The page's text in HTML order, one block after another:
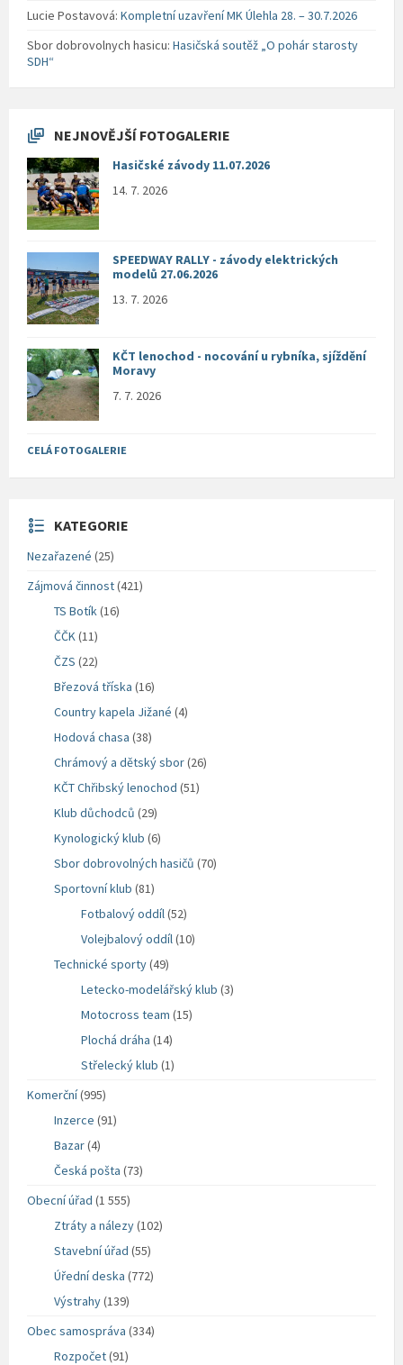
Lucie Postavová: Kompletní uzavření MK Úlehla 28. – 30.7.2026
Sbor dobrovolnych hasicu: Hasičská soutěž „O pohár starosty
SDH“
NEJNOVĚJŠÍ FOTOGALERIE
Hasičské závody 11.07.2026
14. 7. 2026
SPEEDWAY RALLY - závody elektrických
modelů 27.06.2026
13. 7. 2026
KČT lenochod - nocování u rybníka, sjíždění
Moravy
7. 7. 2026
CELÁ FOTOGALERIE
KATEGORIE
Nezařazené (25)
Zájmová činnost(421)
TS Botík(16)
ČČK(11)
ČZS (22)
Březová tříska (16)
Country kapela Jižané (4)
Hodová chasa (38)
Chrámový a dětský sbor(26)
KČT Chřibský lenochod (51)
Klub důchodců (29)
Kynologický klub (6)
Sbor dobrovolných hasičů (70)
Sportovní klub (81)
Fotbalový oddíl(52)
Volejbalový oddíl(10)
Technické sporty(49)
Letecko-modelářský klub (3)
Motocross team (15)
Plochá dráha (14)
Střelecký klub (1)
Komerční(995)
Inzerce (91)
Bazar(4)
Česká pošta (73)
Obecní úřad (1 555)
Ztráty a nálezy(102)
Stavební úřad (55)
Úřední deska (772)
Výstrahy(139)
Obec samospráva (334)
Rozpočet(91)